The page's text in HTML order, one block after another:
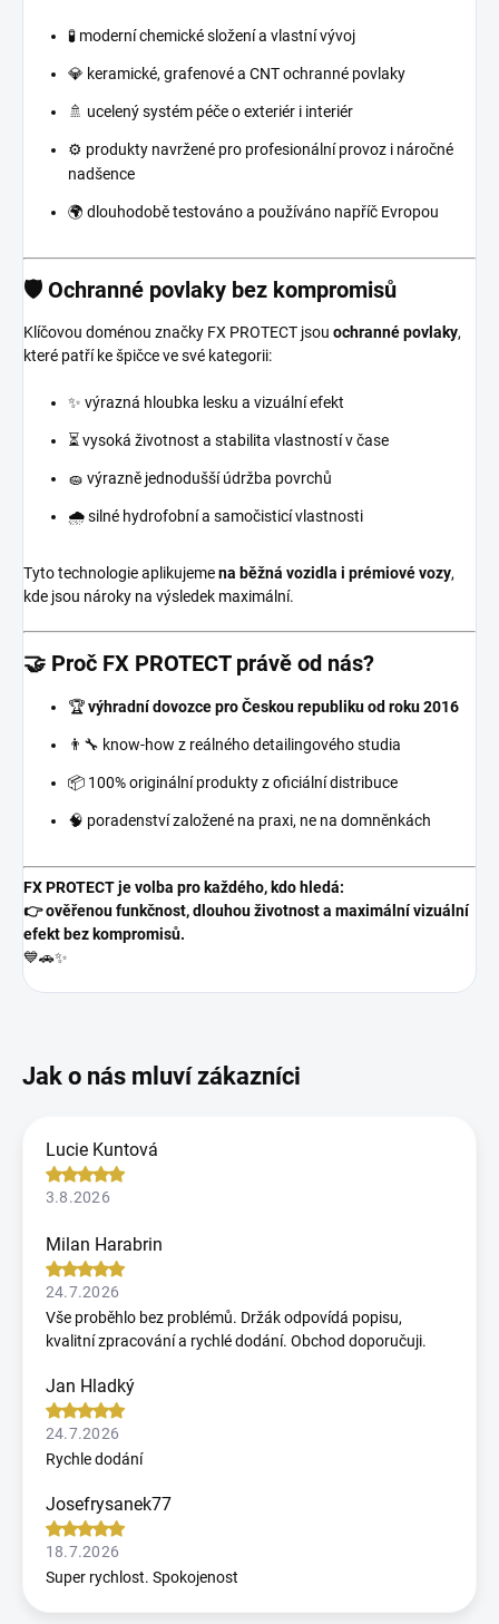
🧪 moderní chemické složení a vlastní vývoj
💎 keramické, grafenové a CNT ochranné povlaky
🚿 ucelený systém péče o exteriér i interiér
⚙️ produkty navržené pro profesionální provoz i náročné
nadšence
🌍 dlouhodobě testováno a používáno napříč Evropou
🛡️ Ochranné povlaky bez kompromisů
Klíčovou doménou značky FX PROTECT jsou ochranné povlaky,
které patří ke špičce ve své kategorii:
✨ výrazná hloubka lesku a vizuální efekt
⏳ vysoká životnost a stabilita vlastností v čase
🧽 výrazně jednodušší údržba povrchů
🌧️ silné hydrofobní a samočisticí vlastnosti
Tyto technologie aplikujemena běžná vozidla i prémiové vozy,
kde jsou nároky na výsledek maximální.
🤝 Proč FX PROTECT právě od nás?
🏆výhradní dovozce pro Českou republiku od roku 2016
👨‍🔧 know-how z reálného detailingového studia
📦 100% originální produkty z oficiální distribuce
🧠 poradenství založené na praxi, ne na domněnkách
FX PROTECT je volba pro každého, kdo hledá:
👉 ověřenou funkčnost, dlouhou životnost a maximální vizuální
efekt bez kompromisů.
💙🚗✨
Lucie Kuntová
3.8.2026
Milan Harabrin
24.7.2026
Vše proběhlo bez problémů. Držák odpovídá popisu,
kvalitní zpracování a rychlé dodání. Obchod doporučuji.
Jan Hladký
24.7.2026
Rychle dodání
Josefrysanek77
18.7.2026
Super rychlost. Spokojenost